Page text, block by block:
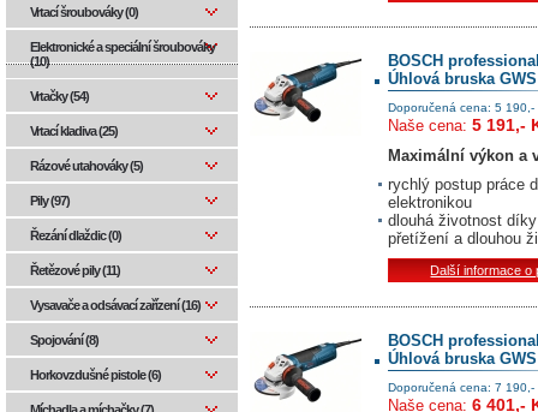
BOSCH
Úhlová bruska GWS
Doporučená cena: 5 190,-
Naše cena: 5 191,-
Maximální výkon a
rychlý postup práce
elektronikou
dlouhá životnost
přetížení a dlouhou
Další informace o
BOSCH
Úhlová bruska
Doporučená cena: 7 190,-
Naše cena: 6 401,-
Vrtací šroubováky (0)
Elektronické a speciální šroubováky
(10)
Vrtačky (54)
Vrtací kladiva (25)
Rázové utahováky (5)
Pily (97)
Řezání dlaždic (0)
Řetězové pily (11)
Vysavače a odsávací zařízení (16)
Spojování (8)
Horkovzdušné pistole (6)